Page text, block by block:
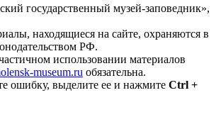
государственный музей-заповедник»,
находящиеся на сайте, охраняются в
РФ.
использовании материалов
museum.ru обязательна.
ошибку, выделите ее и нажмите Ctrl +